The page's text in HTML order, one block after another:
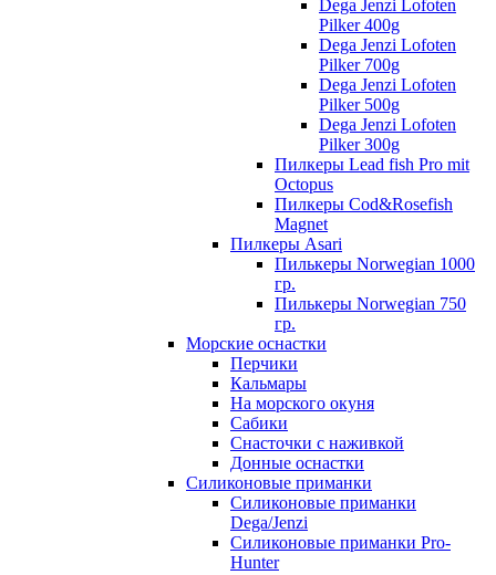
Dega Jenzi Lofoten
Pilker 400g
Dega Jenzi Lofoten
Pilker 700g
Dega Jenzi Lofoten
Pilker 500g
Dega Jenzi Lofoten
Pilker 300g
Пилкеры Lead fish Pro mit
Octopus
Пилкеры Cod&Rosefish
Magnet
Пилкеры Asari
Пилькеры Norwegian 1000
гр.
Пилькеры Norwegian 750
гр.
Морские оснастки
Перчики
Кальмары
На морского окуня
Сабики
Снасточки с наживкой
Донные оснастки
Силиконовые приманки
Силиконовые приманки
Dega/Jenzi
Силиконовые приманки Pro-
Hunter